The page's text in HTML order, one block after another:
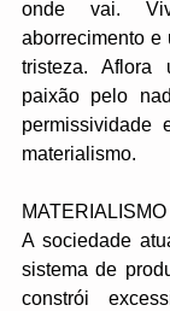
onde vai.
aborrecimento e
tristeza. Aflora
paixão pelo
permissividade
materialismo.
A sociedade
sistema de
constrói